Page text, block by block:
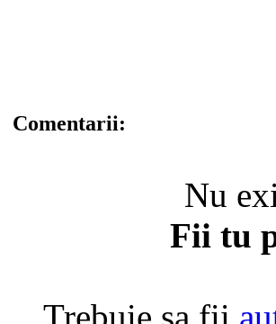
Comentarii:
Nu
Fii tu
Trebuie sa fii